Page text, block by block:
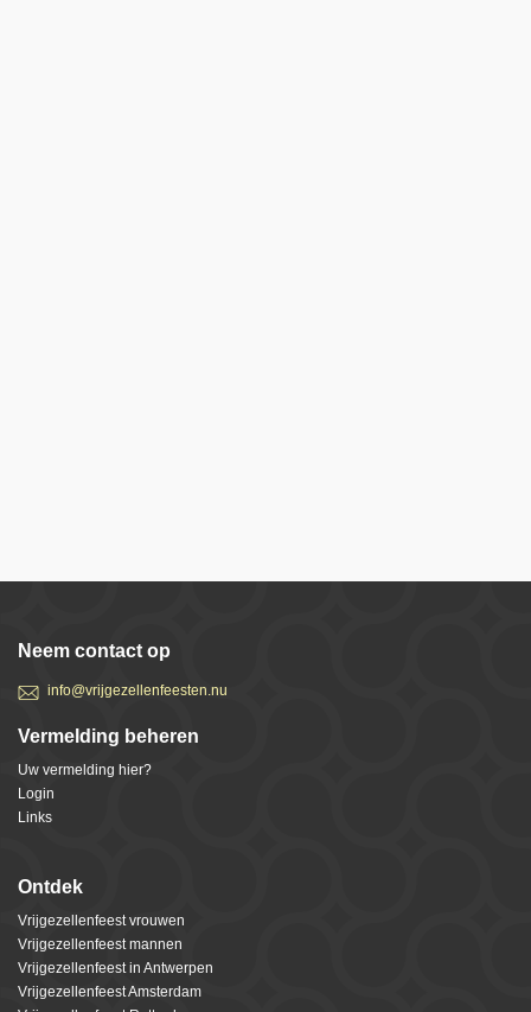
Neem contact op
info@vrijgezellenfeesten.nu
Vermelding beheren
Uw vermelding hier?
Login
Links
Ontdek
Vrijgezellenfeest vrouwen
Vrijgezellenfeest mannen
Vrijgezellenfeest in Antwerpen
Vrijgezellenfeest Amsterdam